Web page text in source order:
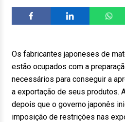
Os fabricantes japoneses de
estão ocupados com a
necessários para conseguir a
a exportação de seus produtos.
depois que o governo japonês
imposição de restrições nas